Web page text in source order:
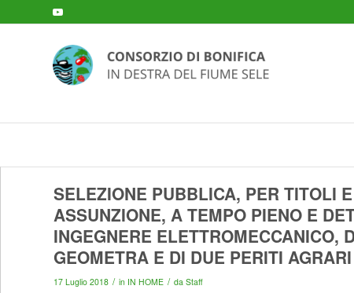
SELEZIONE PUBBLICA, PER TITOLI
ASSUNZIONE, A TEMPO PIENO E
INGEGNERE ELETTROMECCANICO,
GEOMETRA E DI DUE PERITI AGRARI
17 Luglio 2018 / in IN HOME / da Staff